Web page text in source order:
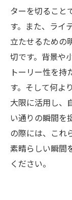
ターを切ること
す。また、ライ
立たせるための
切です。背景や
トーリー性を持
す。そして何よ
大限に活用し、
い通りの瞬間を
の際には、これ
素晴らしい瞬間
ください。